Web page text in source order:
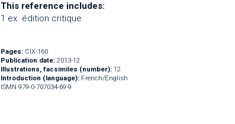
This reference includes:
1 ex. édition critique
Pages: CIX-160
Publication date: 2013-12
Illustrations, facsimiles (number): 12
Introduction (language): French/English
ISMN 979-0-707034-69-9